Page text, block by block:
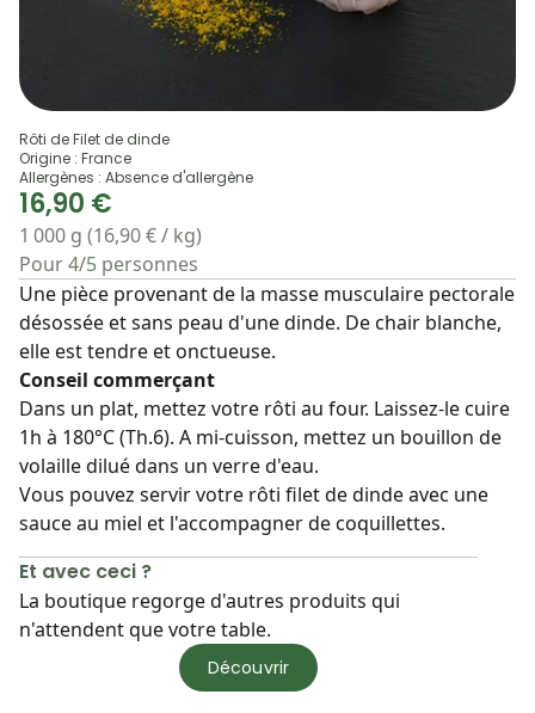
Rôti de Filet de dinde
Origine : France
Allergènes : Absence d'allergène
16,90 €
1 000 g (16,90 € / kg)
Pour 4/5 personnes
Une pièce provenant de la masse musculaire pectorale
désossée et sans peau d'une dinde. De chair blanche,
elle est tendre et onctueuse.
Conseil commerçant
Dans un plat, mettez votre rôti au four. Laissez-le cuire
1h à 180°C (Th.6). A mi-cuisson, mettez un bouillon de
volaille dilué dans un verre d'eau.
Vous pouvez servir votre rôti filet de dinde avec une
sauce au miel et l'accompagner de coquillettes.
Et avec ceci ?
La boutique regorge d'autres produits qui
n'attendent que votre table.
Découvrir